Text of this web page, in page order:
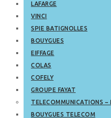
LAFARGE
VINCI
SPIE BATIGNOLLES
BOUYGUES
EIFFAGE
COLAS
COFELY
GROUPE FAYAT
TELECOMMUNICATIONS
BOUYGUES TELECOM